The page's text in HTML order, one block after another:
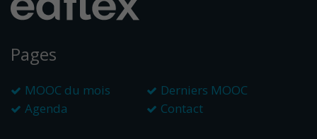
Pages
MOOC du mois
Derniers MOOC
Agenda
Contact